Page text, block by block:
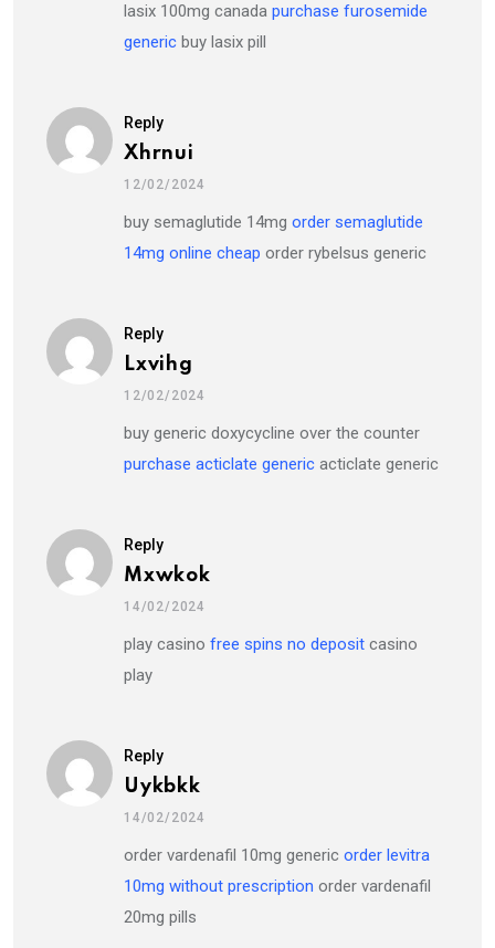
lasix 100mg canada purchase furosemide
generic buy lasix pill
Reply
Xhrnui
12/02/2024
buy semaglutide 14mg order semaglutide
14mg online cheap order rybelsus generic
Reply
Lxvihg
12/02/2024
buy generic doxycycline over the counter
purchase acticlate generic acticlate generic
Reply
Mxwkok
14/02/2024
play casino free spins no deposit casino
play
Reply
Uykbkk
14/02/2024
order vardenafil 10mg generic order levitra
10mg without prescription order vardenafil
20mg pills